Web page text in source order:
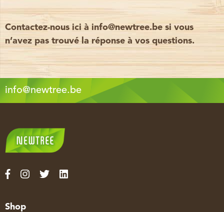
Contactez-nous ici à info@newtree.be si vous
n’avez pas trouvé la réponse à vos questions.
info@newtree.be
Shop